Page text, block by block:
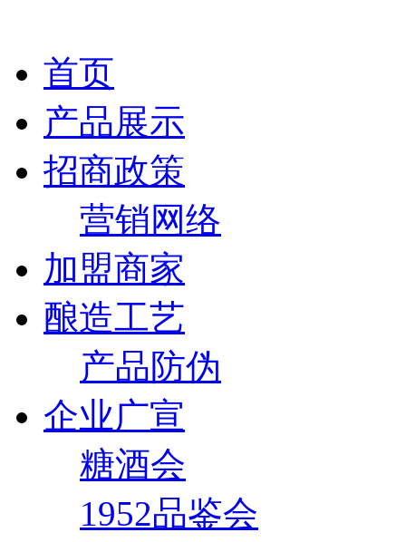
首页
产品展示
招商政策
营销网络
加盟商家
酿造工艺
产品防伪
企业广宣
糖酒会
1952品鉴会